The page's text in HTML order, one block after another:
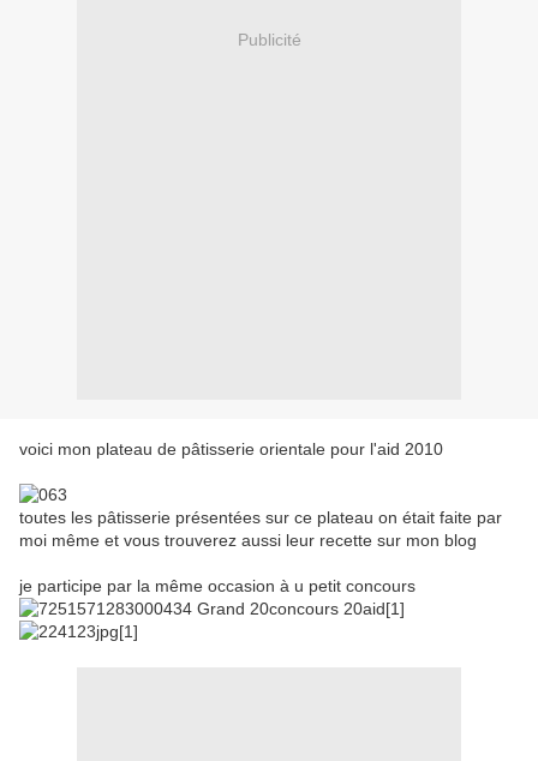
Publicité
voici mon plateau de pâtisserie orientale pour l'aid 2010
toutes les pâtisserie présentées sur ce plateau on était faite par
moi même et vous trouverez aussi leur recette sur mon blog
je participe par la même occasion à u petit concours